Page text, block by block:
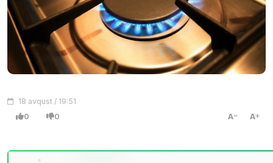
18 avqust / 19:51
0 0 A A